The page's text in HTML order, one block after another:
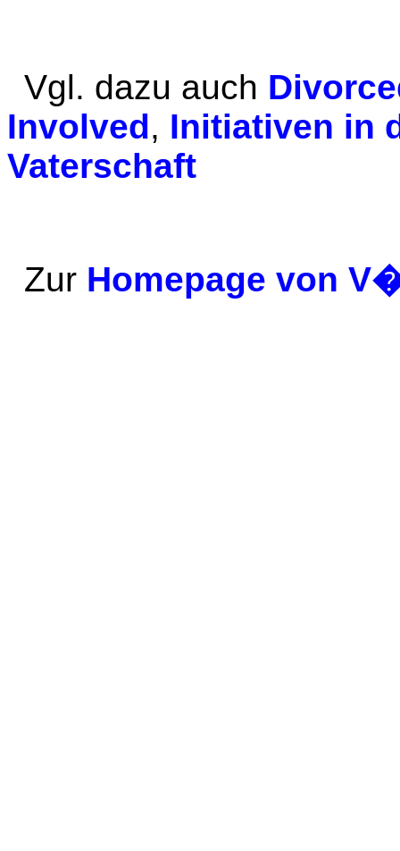
Vgl. dazu auch
Involved, Initiativen in
Vaterschaft
Zur Homepage von